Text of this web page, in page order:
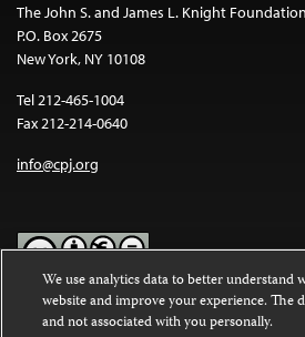
The John S. and James L. Knight
P.O. Box 2675
New York, NY 10108
Tel 212-465-1004
Fax 212-214-0640
info@cpj.org
Except where noted, text on this website is
Commons Attribution-NonCommercial-
We use analytics data to better understand
website and improve your experience. The
and not associated with you personally.